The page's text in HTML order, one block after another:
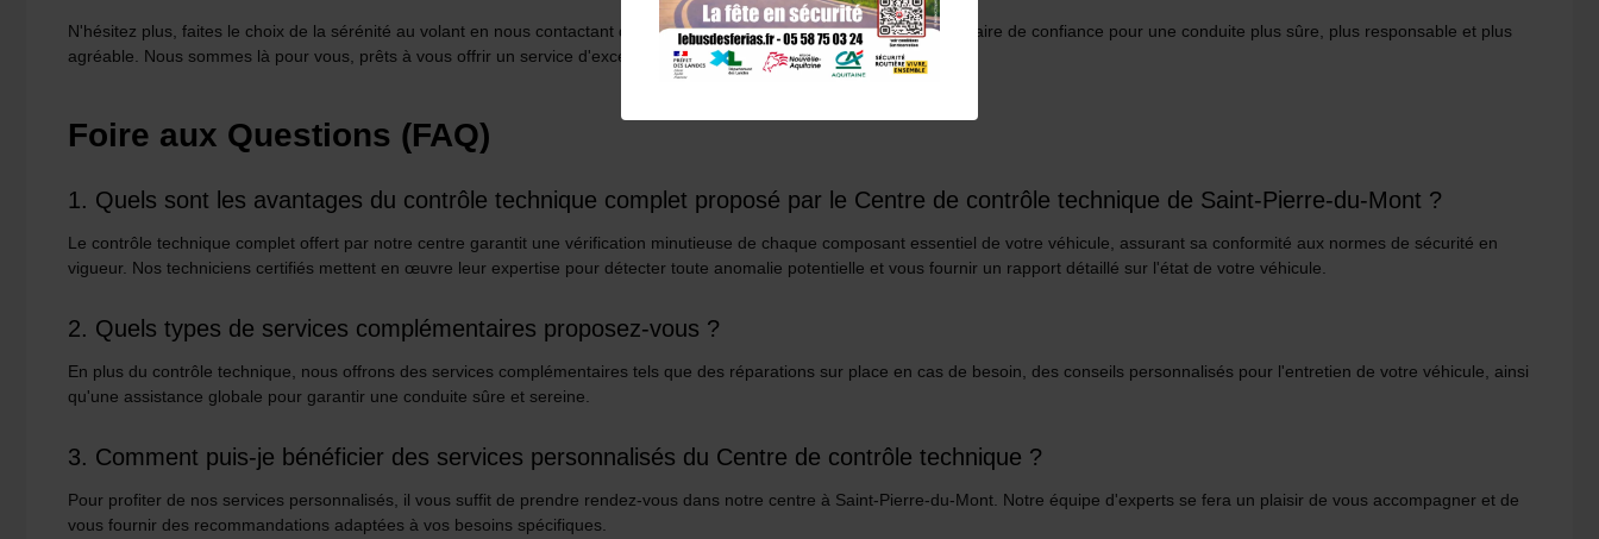
N'hésitez plus, faites le choix de la sérénité au volant en nous contactant dès aujourd'hui. Laissez-nous être votre partenaire de confiance pour une conduite plus sûre, plus responsable et plus
agréable. Nous sommes là pour vous, prêts à vous offrir un service d'exception, car votre sécurité est notre priorité.
Foire aux Questions (FAQ)
1. Quels sont les avantages du contrôle technique complet proposé par le Centre de contrôle technique de Saint-Pierre-du-Mont ?
Le contrôle technique complet offert par notre centre garantit une vérification minutieuse de chaque composant essentiel de votre véhicule, assurant sa conformité aux normes de sécurité en
vigueur. Nos techniciens certifiés mettent en œuvre leur expertise pour détecter toute anomalie potentielle et vous fournir un rapport détaillé sur l'état de votre véhicule.
2. Quels types de services complémentaires proposez-vous ?
En plus du contrôle technique, nous offrons des services complémentaires tels que des réparations sur place en cas de besoin, des conseils personnalisés pour l'entretien de votre véhicule, ainsi
qu'une assistance globale pour garantir une conduite sûre et sereine.
3. Comment puis-je bénéficier des services personnalisés du Centre de contrôle technique ?
Pour profiter de nos services personnalisés, il vous suffit de prendre rendez-vous dans notre centre à Saint-Pierre-du-Mont. Notre équipe d'experts se fera un plaisir de vous accompagner et de
vous fournir des recommandations adaptées à vos besoins spécifiques.